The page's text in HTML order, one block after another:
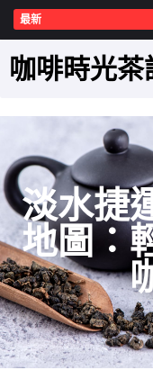
最新
咖啡時光茶
淡水捷
地圖：